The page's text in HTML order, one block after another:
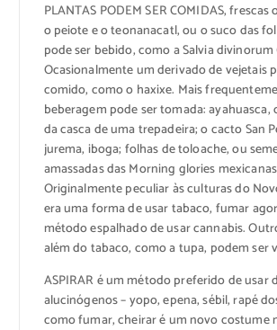
PLANTAS PODEM SER COMIDAS,
o peiote e o teonanacatl, ou o suco das
pode ser bebido, como a Salvia
Ocasionalmente um derivado de vejetais
comido, como o haxixe. Mais
beberagem pode ser tomada: ayahuasca,
da casca de uma trepadeira; o cacto San
jurema, iboga; folhas de toloache, ou
amassadas das Morning glories
Originalmente peculiar às culturas do
era uma forma de usar tabaco, fumar
método espalhado de usar cannabis.
além do tabaco, como a tupa, podem ser
ASPIRAR é um método preferido de usar
alucinógenos – yopo, epena, sébil, rapé
como fumar, cheirar é um novo costume